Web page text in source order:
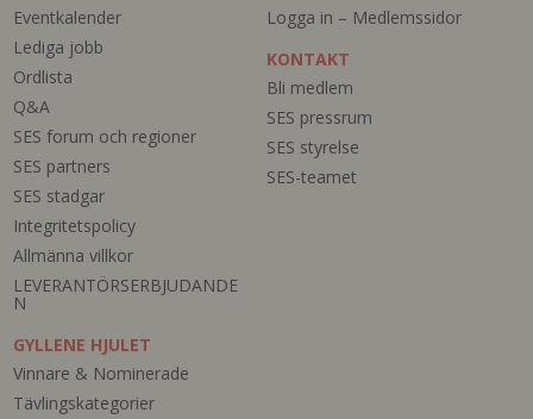
Eventkalender
Lediga jobb
Ordlista
Q&A
SES forum och regioner
SES partners
SES stadgar
Integritetspolicy
Allmänna villkor
LEVERANTÖRSERBJUDANDE
N
Logga in – Medlemssidor
GYLLENE HJULET
Vinnare & Nominerade
Tävlingskategorier
KONTAKT
Bli medlem
SES pressrum
SES styrelse
SES-teamet